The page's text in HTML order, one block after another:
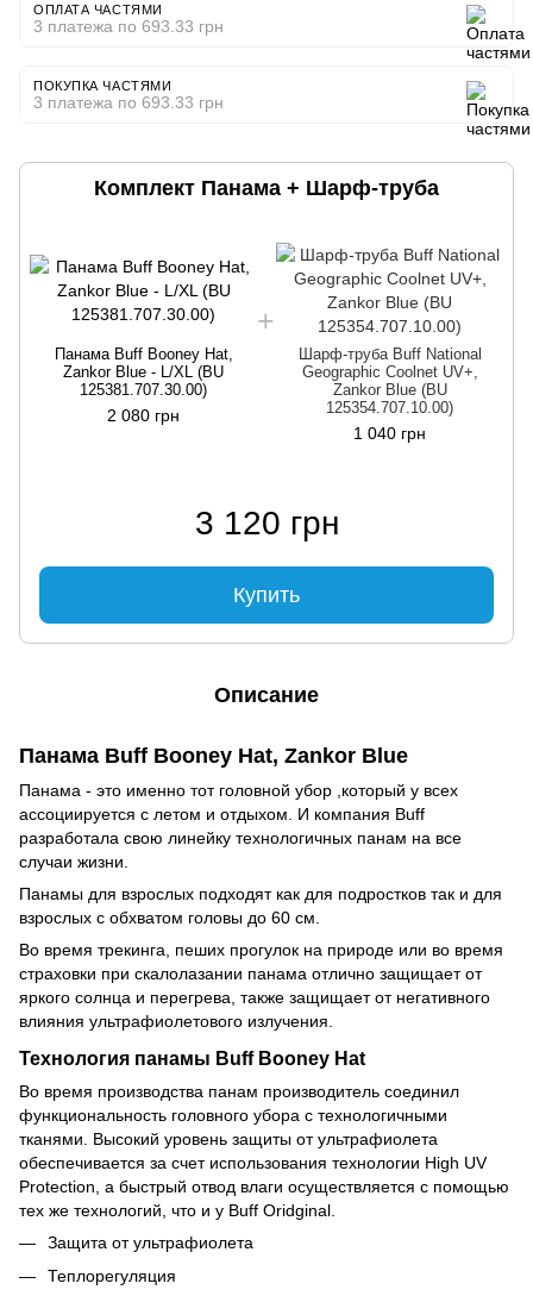
ОПЛАТА ЧАСТЯМИ
3 платежа по 693.33 грн
ПОКУПКА ЧАСТЯМИ
3 платежа по 693.33 грн
Комплект Панама + Шарф-труба
Панама Buff Booney Hat,
Zankor Blue - L/XL (BU
125381.707.30.00)
2 080 грн
Шарф-труба Buff National
Geographic Coolnet UV+,
Zankor Blue (BU
125354.707.10.00)
1 040 грн
3 120 грн
Купить
Описание
Панама Buff Booney Hat, Zankor Blue
Панама - это именно тот головной убор ,который у всех
ассоциируется с летом и отдыхом. И компания Buff
разработала свою линейку технологичных панам на все
случаи жизни.
Панамы для взрослых подходят как для подростков так и для
взрослых с обхватом головы до 60 см.
Во время трекинга, пеших прогулок на природе или во время
страховки при скалолазании панама отлично защищает от
яркого солнца и перегрева, также защищает от негативного
влияния ультрафиолетового излучения.
Технология панамы Buff Booney Hat
Во время производства панам производитель соединил
функциональность головного убора с технологичными
тканями. Высокий уровень защиты от ультрафиолета
обеспечивается за счет использования технологии High UV
Protection, а быстрый отвод влаги осуществляется с помощью
тех же технологий, что и у Buff Oridginal.
Защита от ультрафиолета
Теплорегуляция